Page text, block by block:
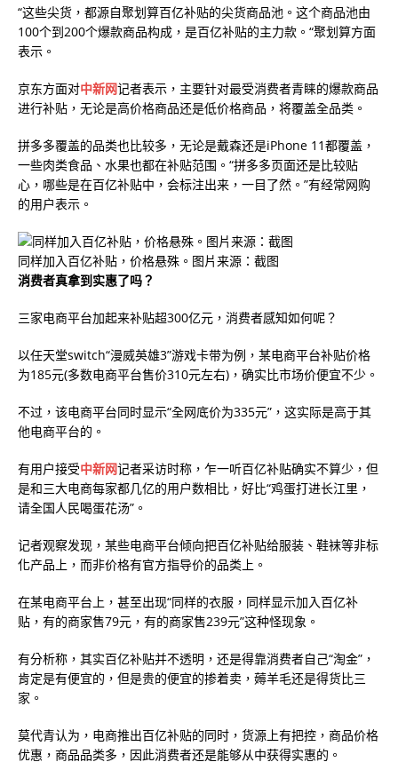
“这些尖货，都源自聚划算百亿补贴的尖货商品池。这个商品池由
100个到200个爆款商品构成，是百亿补贴的主力款。“聚划算方面
表示。
京东方面对中新网记者表示，主要针对最受消费者青睐的爆款商品
进行补贴，无论是高价格商品还是低价格商品，将覆盖全品类。
拼多多覆盖的品类也比较多，无论是戴森还是iPhone 11都覆盖，
一些肉类食品、水果也都在补贴范围。“拼多多页面还是比较贴
心，哪些是在百亿补贴中，会标注出来，一目了然。”有经常网购
的用户表示。
同样加入百亿补贴，价格悬殊。图片来源：截图
消费者真拿到实惠了吗？
三家电商平台加起来补贴超300亿元，消费者感知如何呢？
以任天堂switch“漫威英雄3”游戏卡带为例，某电商平台补贴价格
为185元(多数电商平台售价310元左右)，确实比市场价便宜不少。
不过，该电商平台同时显示“全网底价为335元”，这实际是高于其
他电商平台的。
有用户接受中新网记者采访时称，乍一听百亿补贴确实不算少，但
是和三大电商每家都几亿的用户数相比，好比“鸡蛋打进长江里，
请全国人民喝蛋花汤”。
记者观察发现，某些电商平台倾向把百亿补贴给服装、鞋袜等非标
化产品上，而非价格有官方指导价的品类上。
在某电商平台上，甚至出现“同样的衣服，同样显示加入百亿补
贴，有的商家售79元，有的商家售239元”这种怪现象。
有分析称，其实百亿补贴并不透明，还是得靠消费者自己“淘金”，
肯定是有便宜的，但是贵的便宜的掺着卖，薅羊毛还是得货比三
家。
莫代青认为，电商推出百亿补贴的同时，货源上有把控，商品价格
优惠，商品品类多，因此消费者还是能够从中获得实惠的。